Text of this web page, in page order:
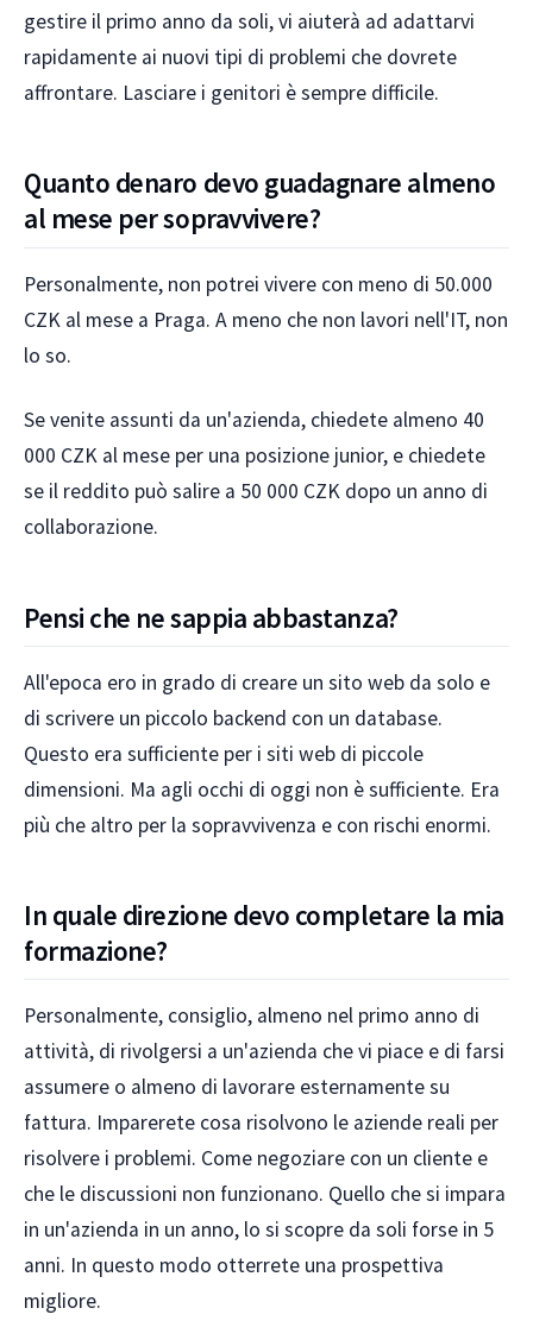
gestire il primo anno da soli, vi aiuterà ad adattarvi
rapidamente ai nuovi tipi di problemi che dovrete
affrontare. Lasciare i genitori è sempre difficile.
Quanto denaro devo guadagnare almeno
al mese per sopravvivere?
Personalmente, non potrei vivere con meno di 50.000
CZK al mese a Praga. A meno che non lavori nell'IT, non
lo so.
Se venite assunti da un'azienda, chiedete almeno 40
000 CZK al mese per una posizione junior, e chiedete
se il reddito può salire a 50 000 CZK dopo un anno di
collaborazione.
Pensi che ne sappia abbastanza?
All'epoca ero in grado di creare un sito web da solo e
di scrivere un piccolo backend con un database.
Questo era sufficiente per i siti web di piccole
dimensioni. Ma agli occhi di oggi non è sufficiente. Era
più che altro per la sopravvivenza e con rischi enormi.
In quale direzione devo completare la mia
formazione?
Personalmente, consiglio, almeno nel primo anno di
attività, di rivolgersi a un'azienda che vi piace e di farsi
assumere o almeno di lavorare esternamente su
fattura. Imparerete cosa risolvono le aziende reali per
risolvere i problemi. Come negoziare con un cliente e
che le discussioni non funzionano. Quello che si impara
in un'azienda in un anno, lo si scopre da soli forse in 5
anni. In questo modo otterrete una prospettiva
migliore.